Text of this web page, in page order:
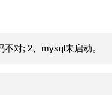
对; 2、mysql未启动。